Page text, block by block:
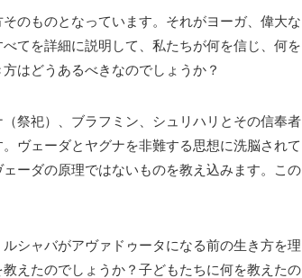
のものとなっています。それがヨーガ、偉大な
てを詳細に説明して、私たちが何を信じ、何を
はどうあるべきなのでしょうか？
祭祀）、ブラフミン、シュリハリとその信奉者
ヴェーダとヤグナを非難する思想に洗脳されて
ーダの原理ではないものを教え込みます。この
シャバがアヴァドゥータになる前の生き方を理
えたのでしょうか？子どもたちに何を教えたの